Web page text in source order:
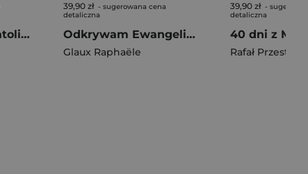
Dzieje Kościoła katolickiego w Toruniu w latach 1945–1992. Wybrane zagadnienia
39,90 zł - sugerowana cena
detaliczna
Odkrywam Ewangelię. Czytanki zdrapywanki
Glaux Raphaële
39,90 zł -
detaliczna
Rafał